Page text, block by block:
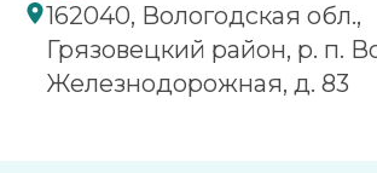
162040, Вологодская обл.,
Грязовецкий район, р. п.
Железнодорожная, д. 83